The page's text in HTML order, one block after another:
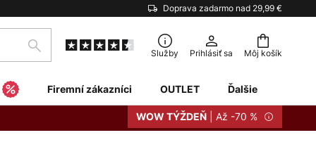
Doprava zadarmo nad 29,99 €
Môj košík
Hľadať Služby Prihlásiť sa
Firemní zákazníci OUTLET Ďalšie
WOW TÝŽDEŇ | Až -70 %